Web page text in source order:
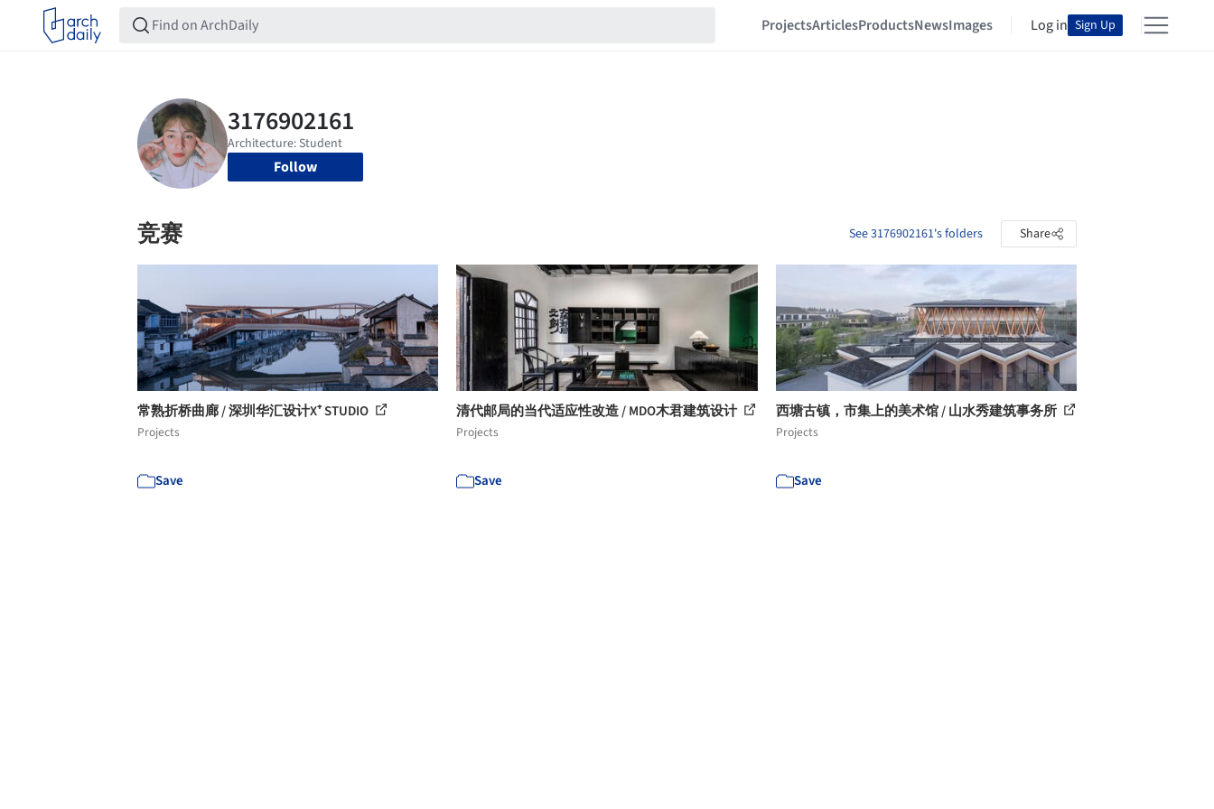
ProjectsArticlesProductsNewsImages Log in Sign Up
Follow
竞赛 See 3176902161's folders Share
常熟折桥曲廊 / 深圳华汇设计X⁺ STUDIO
Projects
Save
清代邮局的当代适应性改造 / MDO木君建筑设计
Projects
Save
西塘古镇，市集上的美术馆 / 山水秀建筑事务所
Projects
Save